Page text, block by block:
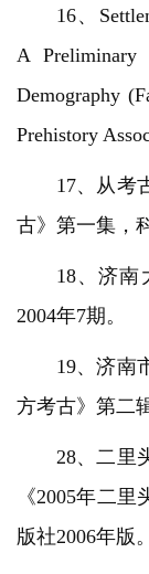
16、
A Preliminary
Demography
Prehistory
17、从考
古》第一集，
18、济南
2004年7期。
19、济南
方考古》第二
28、二里
《2005年二
版社2006年版。